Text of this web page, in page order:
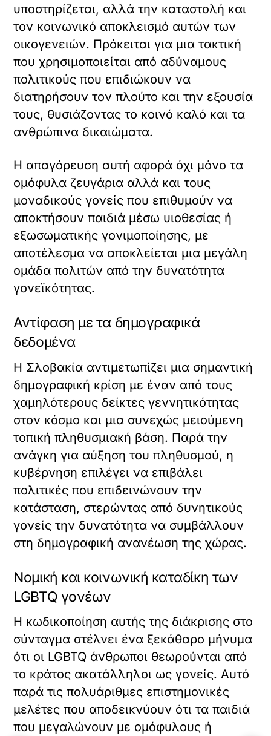
υποστηρίζεται, αλλά την καταστολή και
τον κοινωνικό αποκλεισμό αυτών των
οικογενειών. Πρόκειται για μια τακτική
που χρησιμοποιείται από αδύναμους
πολιτικούς που επιδιώκουν να
διατηρήσουν τον πλούτο και την εξουσία
τους, θυσιάζοντας το κοινό καλό και τα
ανθρώπινα δικαιώματα.
Η απαγόρευση αυτή αφορά όχι μόνο τα
ομόφυλα ζευγάρια αλλά και τους
μοναδικούς γονείς που επιθυμούν να
αποκτήσουν παιδιά μέσω υιοθεσίας ή
εξωσωματικής γονιμοποίησης, με
αποτέλεσμα να αποκλείεται μια μεγάλη
ομάδα πολιτών από την δυνατότητα
γονεϊκότητας.
Αντίφαση με τα δημογραφικά
δεδομένα
Η Σλοβακία αντιμετωπίζει μια σημαντική
δημογραφική κρίση με έναν από τους
χαμηλότερους δείκτες γεννητικότητας
στον κόσμο και μια συνεχώς μειούμενη
τοπική πληθυσμιακή βάση. Παρά την
ανάγκη για αύξηση του πληθυσμού, η
κυβέρνηση επιλέγει να επιβάλει
πολιτικές που επιδεινώνουν την
κατάσταση, στερώντας από δυνητικούς
γονείς την δυνατότητα να συμβάλλουν
στη δημογραφική ανανέωση της χώρας.
Νομική και κοινωνική καταδίκη των
LGBTQ γονέων
Η κωδικοποίηση αυτής της διάκρισης στο
σύνταγμα στέλνει ένα ξεκάθαρο μήνυμα
ότι οι LGBTQ άνθρωποι θεωρούνται από
το κράτος ακατάλληλοι ως γονείς. Αυτό
παρά τις πολυάριθμες επιστημονικές
μελέτες που αποδεικνύουν ότι τα παιδιά
που μεγαλώνουν με ομόφυλους ή